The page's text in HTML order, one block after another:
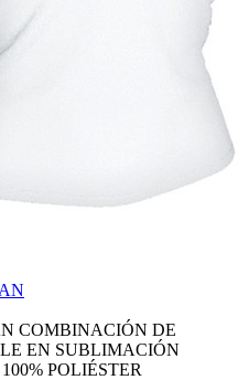
COMBINACIÓN DE
EN SUBLIMACIÓN
POLIÉSTER